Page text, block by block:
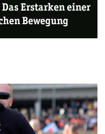
Das Erstarken einer
Bewegung